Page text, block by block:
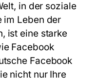
in der soziale
im Leben der
ist eine starke
Facebook
Facebook
nicht nur Ihre